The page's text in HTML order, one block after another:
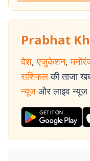
Prabhat
देश, एजुकेशन,
राशिफल की ताजा
न्यूज और लाइव न्यूज